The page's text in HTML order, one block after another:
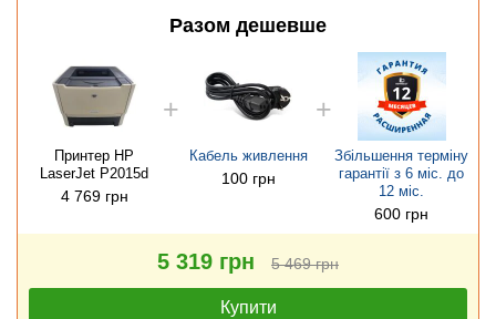
Разом дешевше
Принтер HP
LaserJet P2015d
4 769 грн
Кабель живлення
100 грн
Збільшення терміну
гарантії з 6 міс. до
12 міс.
600 грн
5 319 грн 5 469 грн
Купити